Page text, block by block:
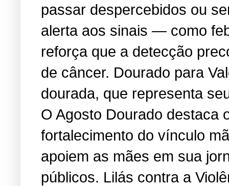
passar despercebidos ou
alerta aos sinais — como
reforça que a detecção
de câncer. Dourado para
dourada, que representa
O Agosto Dourado destaca
fortalecimento do vínculo
apoiem as mães em sua
públicos. Lilás contra a